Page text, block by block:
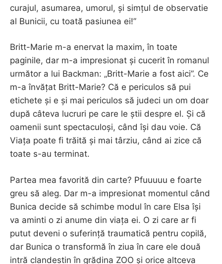
curajul, asumarea, umorul, și simțul de observatie
al Bunicii, cu toată pasiunea ei!”
Britt-Marie m-a enervat la maxim, în toate
paginile, dar m-a impresionat și cucerit în romanul
următor a lui Backman: „Britt-Marie a fost aici”. Ce
m-a învățat Britt-Marie? Că e periculos să pui
etichete și e și mai periculos să judeci un om doar
după câteva lucruri pe care le știi despre el. Și că
oamenii sunt spectaculoși, când își dau voie. Că
Viața poate fi trăită și mai târziu, când ai zice că
toate s-au terminat.
Partea mea favorită din carte? Pfuuuuu e foarte
greu să aleg. Dar m-a impresionat momentul când
Bunica decide să schimbe modul în care Elsa își
va aminti o zi anume din viața ei. O zi care ar fi
putut deveni o suferință traumatică pentru copilă,
dar Bunica o transformă în ziua în care ele două
intră clandestin în grădina ZOO și orice altceva